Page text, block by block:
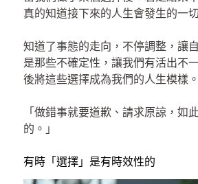
真的知道接下來的人生會發生的一
知道了事態的走向，不停調整，讓
是那些不確定性，讓我們有活出不
後將這些選擇成為我們的人生模樣
「做錯事就要道歉、請求原諒，
的。」
有時「選擇」是有時效性的